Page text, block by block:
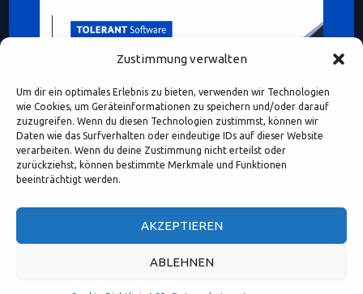
Zustimmung verwalten
Um dir ein optimales Erlebnis zu bieten, verwenden wir Technologien
wie Cookies, um Geräteinformationen zu speichern und/oder darauf
zuzugreifen. Wenn du diesen Technologien zustimmst, können wir
Daten wie das Surfverhalten oder eindeutige IDs auf dieser Website
verarbeiten. Wenn du deine Zustimmung nicht erteilst oder
zurückziehst, können bestimmte Merkmale und Funktionen
beeinträchtigt werden.
AKZEPTIEREN
ABLEHNEN
Diese Webseite enthält Inhalte und Medien, die ganz oder
teilweise KI-unterstützt erstellt oder bearbeitet wurden.
nicht ausdrücklich anders gekennzeichnet – ausschließlich